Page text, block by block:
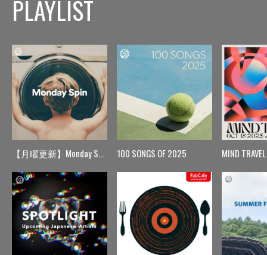
PLAYLIST
【月曜更新】Monday Spin 100 SONGS OF 2025 MIND TRAVEL